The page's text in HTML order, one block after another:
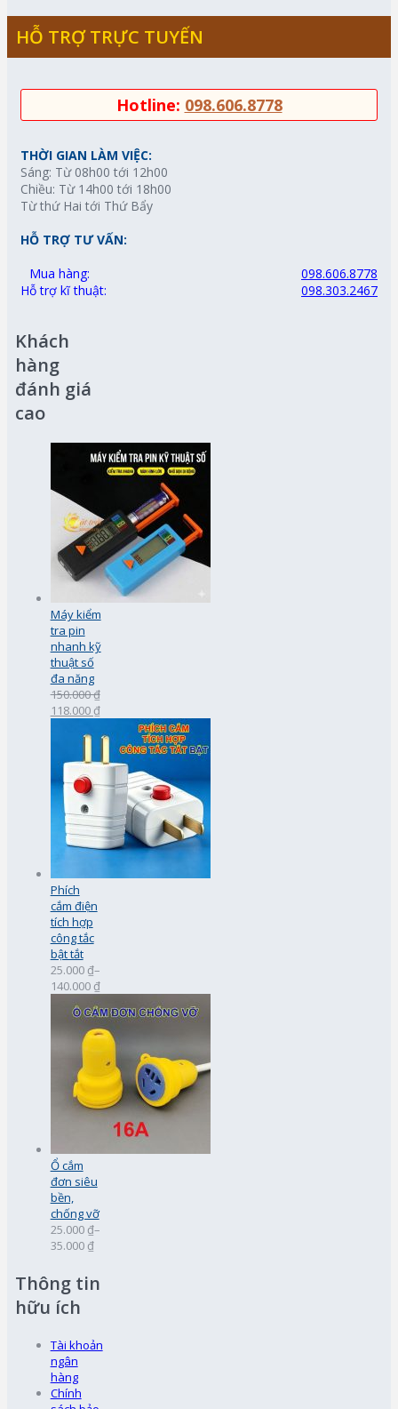
HỖ TRỢ TRỰC TUYẾN
Hotline: 098.606.8778
THỜI GIAN LÀM VIỆC:
Sáng: Từ 08h00 tới 12h00
Chiều: Từ 14h00 tới 18h00
Từ thứ Hai tới Thứ Bẩy
HỖ TRỢ TƯ VẤN:
Mua hàng:
098.606.8778
Hỗ trợ kĩ thuật:
098.303.2467
Khách
hàng
đánh giá
cao
Máy kiểm
tra pin
nhanh kỹ
thuật số
đa năng
150.000 ₫
118.000 ₫
Phích
cắm điện
tích hợp
công tắc
bật tắt
25.000 ₫–
140.000 ₫
Ổ cắm
đơn siêu
bền,
chống vỡ
25.000 ₫–
35.000 ₫
Thông tin
hữu ích
Tài khoản
ngân
hàng
Chính